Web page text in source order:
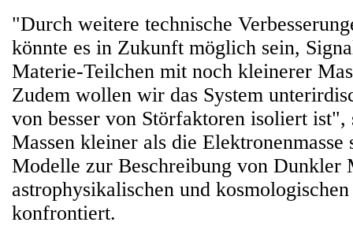
"Durch weitere technische
könnte es in Zukunft möglich sein,
Materie-Teilchen mit noch kleinerer
Zudem wollen wir das System
von besser von Störfaktoren isoliert ist",
Massen kleiner als die Elektronenmasse
Modelle zur Beschreibung von Dunkler
astrophysikalischen und
konfrontiert.